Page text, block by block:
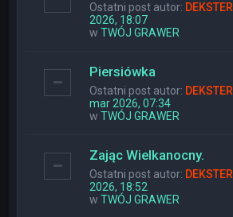
Ostatni post autor: DEKSTER
2026, 18:07
wTWÓJ GRAWER
Piersiówka
Ostatni post autor: DEKSTER
mar 2026, 07:34
wTWÓJ GRAWER
Zając Wielkanocny.
Ostatni post autor: DEKSTER
2026, 18:52
wTWÓJ GRAWER